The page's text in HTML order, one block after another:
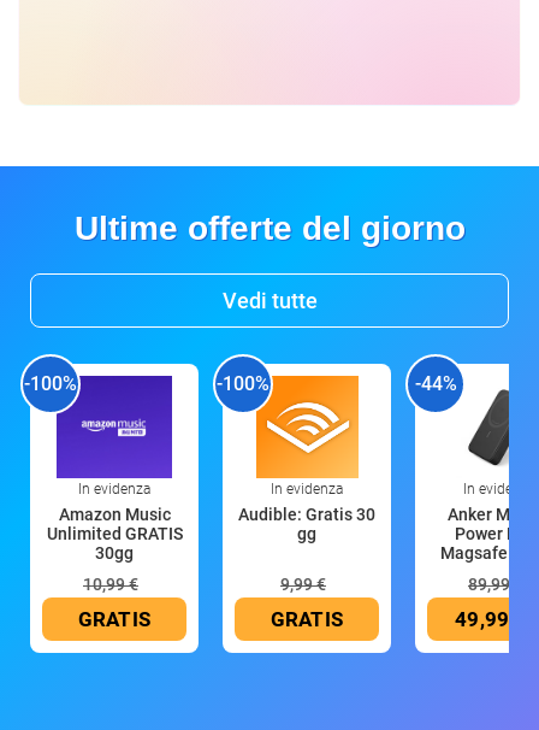
Ultime offerte del giorno
Vedi tutte
-100%
In evidenza
Amazon Music
Unlimited GRATIS
30gg
10,99 €
GRATIS
-100%
In evidenza
Audible: Gratis 30
gg
9,99 €
GRATIS
-44%
In evidenza
Anker
Power
Magsafe
89,99 €
49,99 €